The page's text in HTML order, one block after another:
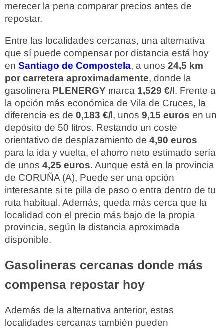
merecer la pena comparar precios antes de
repostar.
Entre las localidades cercanas, una alternativa
que sí puede compensar por distancia está hoy
en Santiago de Compostela, a unos 24,5 km
por carretera aproximadamente, donde la
gasolinera PLENERGY marca 1,529 €/l. Frente a
la opción más económica de Vila de Cruces, la
diferencia es de 0,183 €/l, unos 9,15 euros en un
depósito de 50 litros. Restando un coste
orientativo de desplazamiento de 4,90 euros
para la ida y vuelta, el ahorro neto estimado sería
de unos 4,25 euros. Aunque está en la provincia
de CORUÑA (A), Puede ser una opción
interesante si te pilla de paso o entra dentro de tu
ruta habitual. Además, queda más cerca que la
localidad con el precio más bajo de la propia
provincia, según la distancia aproximada
disponible.
Gasolineras cercanas donde más
compensa repostar hoy
Además de la alternativa anterior, estas
localidades cercanas también pueden